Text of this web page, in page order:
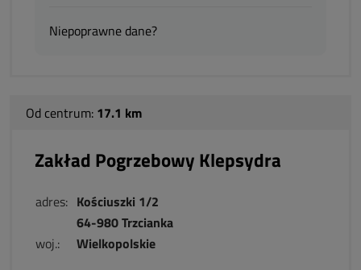
Niepoprawne dane?
Od centrum: 17.1 km
Zakład Pogrzebowy Klepsydra
adres: Kościuszki 1/2
64-980 Trzcianka
woj.:
Wielkopolskie